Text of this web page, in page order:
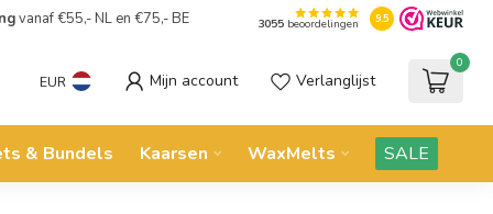
vanaf €55,- NL en €75,- BE 3055beoordelingen 9.5
EUR Mijn account Verlanglijst
0
& Bundels Kaarsen WaxMelts SALE